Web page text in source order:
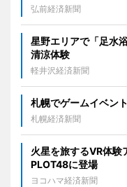
弘前経済新聞
星野エリアで「足水
清涼体験
軽井沢経済新聞
札幌でゲームイベン
札幌経済新聞
火星を旅するVR体
PLOT48に登場
ヨコハマ経済新聞